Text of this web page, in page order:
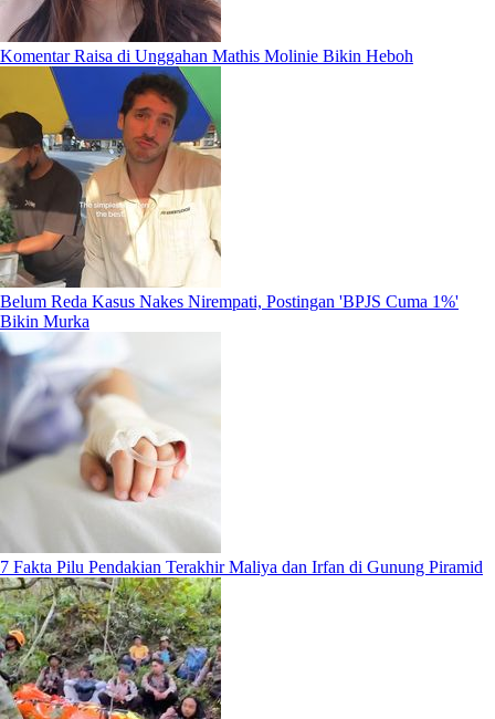
Komentar Raisa di Unggahan Mathis Molinie Bikin Heboh
Belum Reda Kasus Nakes Nirempati, Postingan 'BPJS Cuma 1%'
Bikin Murka
7 Fakta Pilu Pendakian Terakhir Maliya dan Irfan di Gunung Piramid